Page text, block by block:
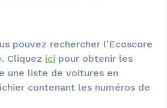
pouvez rechercher l'Ecoscore
Cliquez ici pour obtenir les
une liste de voitures en
contenant les numéros de